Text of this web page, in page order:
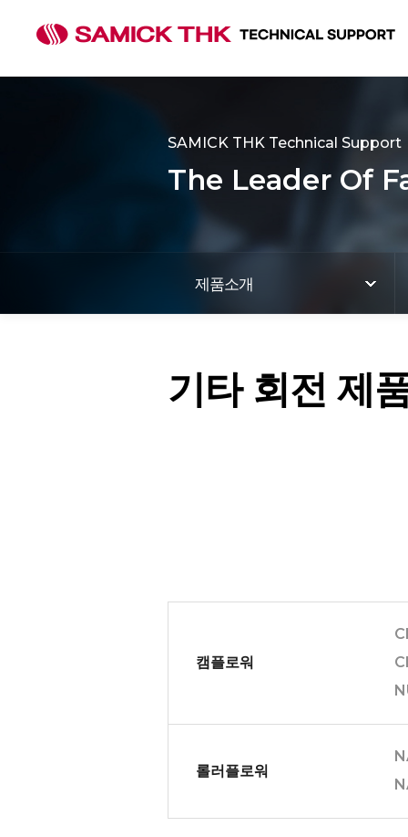
SAMICK THK Technical Support
The Leader Of
제품소개
기타 회전 제
캠플로워
롤러플로워